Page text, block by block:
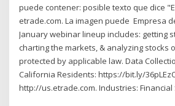
puede contener: posible texto que dice "E
etrade.com. La imagen puede Empresa
January webinar lineup includes: getting
charting the markets, & analyzing stocks
protected by applicable law. Data
California Residents: https://bit.ly/
http://us.etrade.com. Industries: Financial